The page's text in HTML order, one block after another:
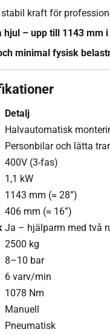
kraft för
hjul – upp till 1143 mm
minimal fysisk
Detalj
Halvautomatisk
Personbilar och lätta
400V (3-fas)
1,1 kW
1143 mm (≈ 28”)
406 mm (≈ 16”)
Ja – hjälparm med två
2500 kg
8–10 bar
6 varv/min
1078 Nm
Manuell
Pneumatisk